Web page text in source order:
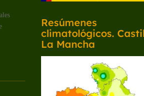
Resúmenes
climatológicos.
La Mancha